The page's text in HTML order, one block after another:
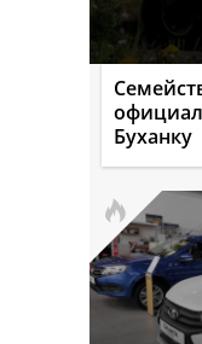
Буханку